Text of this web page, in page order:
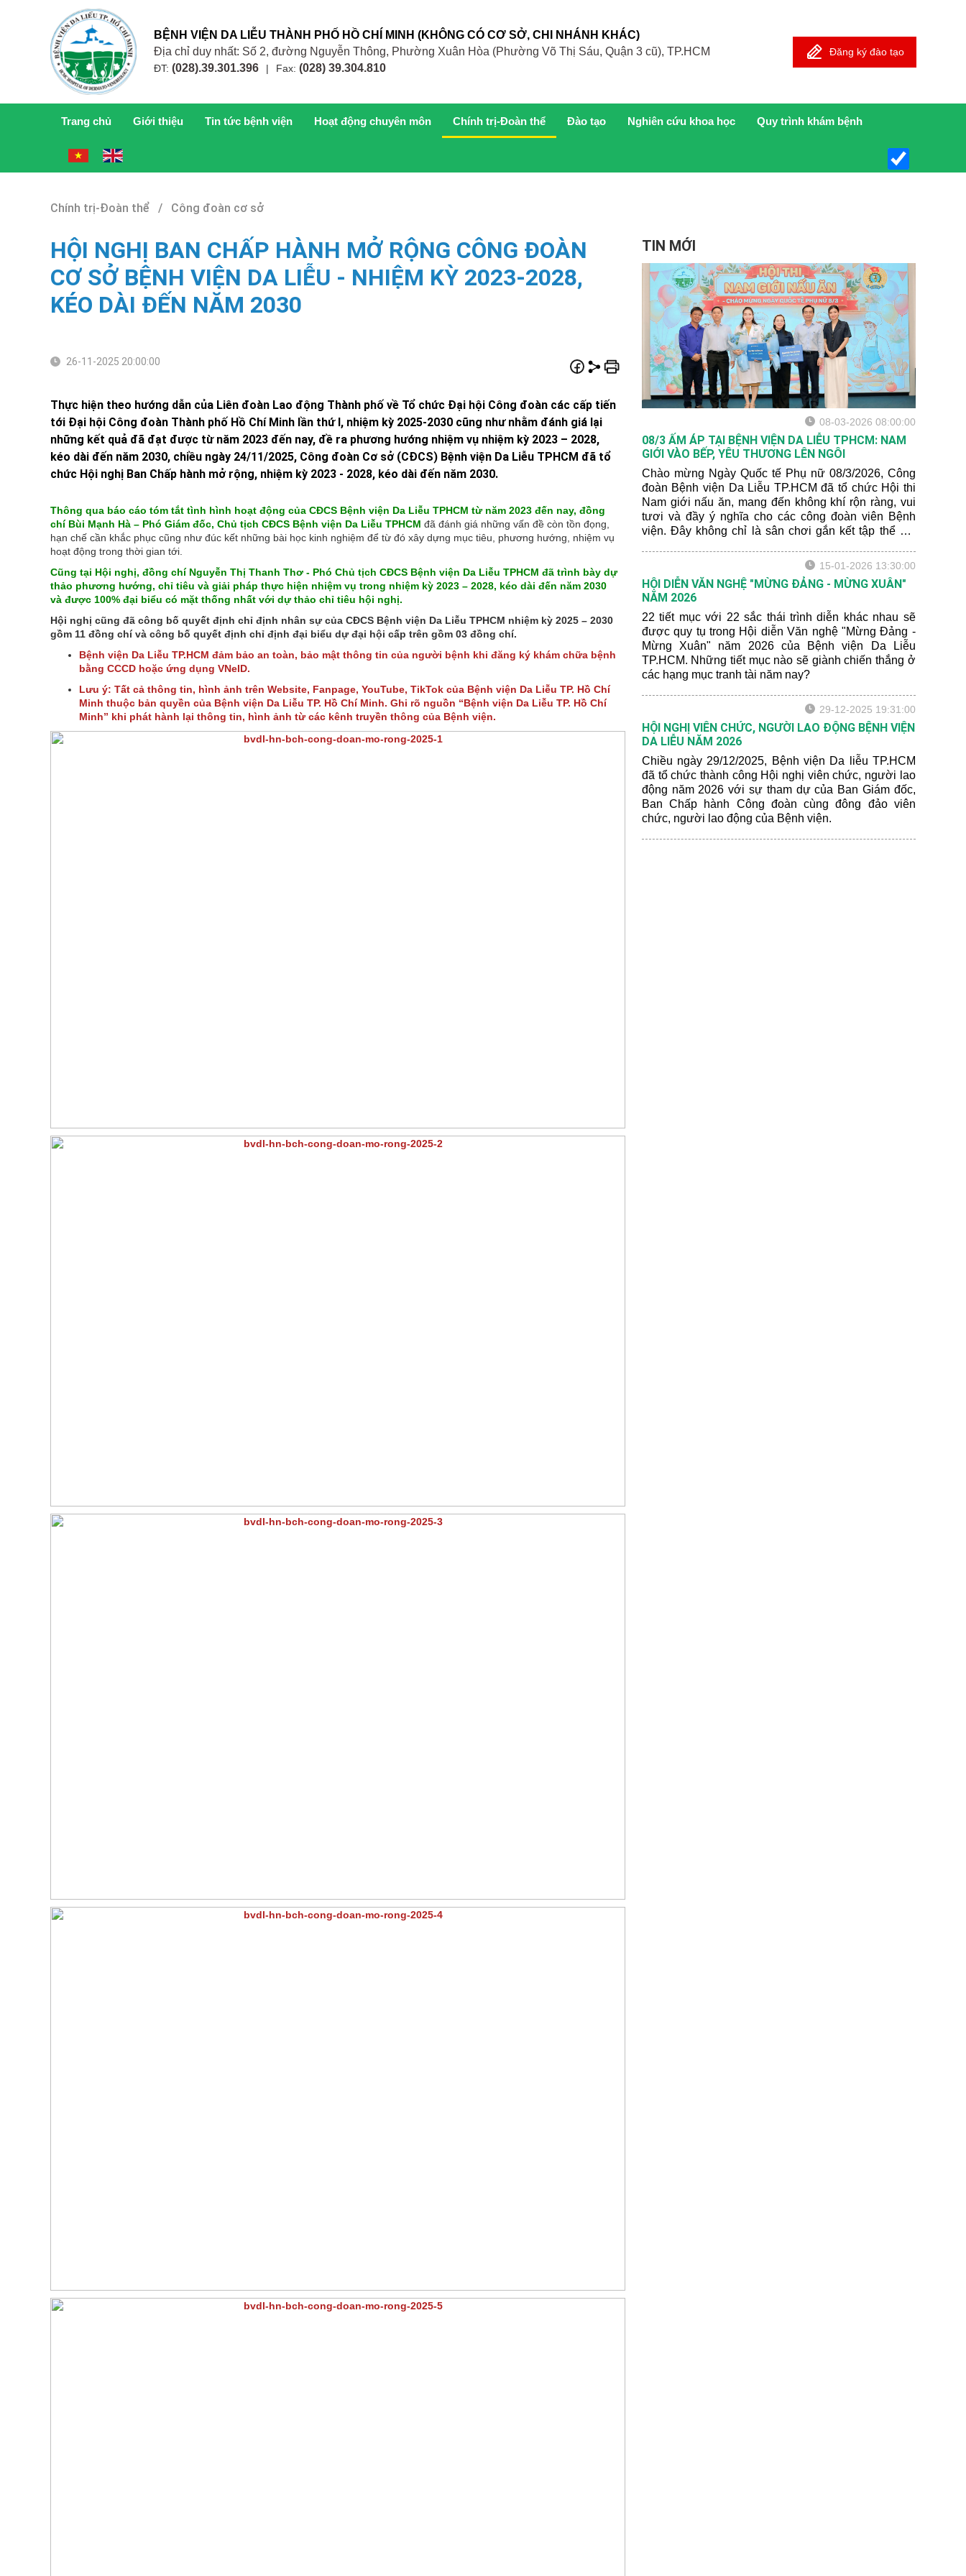
BỆNH VIỆN DA LIỄU THÀNH PHỐ HỒ CHÍ MINH (KHÔNG CÓ CƠ SỞ, CHI NHÁNH KHÁC)
Địa chỉ duy nhất: Số 2, đường Nguyễn Thông, Phường Xuân Hòa (Phường Võ Thị Sáu, Quận 3 cũ), TP.HCM
ĐT: (028).39.301.396 | Fax: (028) 39.304.810
Đăng ký đào tạo
Trang chủ Giới thiệu Tin tức bệnh viện Hoạt động chuyên môn Chính trị-Đoàn thể Đào tạo Nghiên cứu khoa học Quy trình khám bệnh
Chính trị-Đoàn thể / Công đoàn cơ sở
HỘI NGHỊ BAN CHẤP HÀNH MỞ RỘNG CÔNG ĐOÀN
CƠ SỞ BỆNH VIỆN DA LIỄU - NHIỆM KỲ 2023-2028,
KÉO DÀI ĐẾN NĂM 2030
26-11-2025 20:00:00
Thực hiện theo hướng dẫn của Liên đoàn Lao động Thành phố về Tổ chức Đại hội Công đoàn các cấp tiến
tới Đại hội Công đoàn Thành phố Hồ Chí Minh lần thứ I, nhiệm kỳ 2025-2030 cũng như nhằm đánh giá lại
những kết quả đã đạt được từ năm 2023 đến nay, đề ra phương hướng nhiệm vụ nhiệm kỳ 2023 – 2028,
kéo dài đến năm 2030, chiều ngày 24/11/2025, Công đoàn Cơ sở (CĐCS) Bệnh viện Da Liễu TPHCM đã tổ
chức Hội nghị Ban Chấp hành mở rộng, nhiệm kỳ 2023 - 2028, kéo dài đến năm 2030.
Thông qua báo cáo tóm tắt tình hình hoạt động của CĐCS Bệnh viện Da Liễu TPHCM từ năm 2023 đến nay, đồng
chí Bùi Mạnh Hà – Phó Giám đốc, Chủ tịch CĐCS Bệnh viện Da Liễu TPHCM đã đánh giá những vấn đề còn tồn đọng,
hạn chế cần khắc phục cũng như đúc kết những bài học kinh nghiệm để từ đó xây dựng mục tiêu, phương hướng, nhiệm vụ
hoạt động trong thời gian tới.
Cũng tại Hội nghị, đồng chí Nguyễn Thị Thanh Thơ - Phó Chủ tịch CĐCS Bệnh viện Da Liễu TPHCM đã trình bày dự
thảo phương hướng, chỉ tiêu và giải pháp thực hiện nhiệm vụ trong nhiệm kỳ 2023 – 2028, kéo dài đến năm 2030
và được 100% đại biểu có mặt thống nhất với dự thảo chỉ tiêu hội nghị.
Hội nghị cũng đã công bố quyết định chỉ định nhân sự của CĐCS Bệnh viện Da Liễu TPHCM nhiệm kỳ 2025 – 2030
gồm 11 đồng chí và công bố quyết định chỉ định đại biểu dự đại hội cấp trên gồm 03 đồng chí.
Bệnh viện Da Liễu TP.HCM đảm bảo an toàn, bảo mật thông tin của người bệnh khi đăng ký khám chữa bệnh
bằng CCCD hoặc ứng dụng VNeID.
Lưu ý: Tất cả thông tin, hình ảnh trên Website, Fanpage, YouTube, TikTok của Bệnh viện Da Liễu TP. Hồ Chí
Minh thuộc bản quyền của Bệnh viện Da Liễu TP. Hồ Chí Minh. Ghi rõ nguồn “Bệnh viện Da Liễu TP. Hồ Chí
Minh” khi phát hành lại thông tin, hình ảnh từ các kênh truyền thông của Bệnh viện.
TIN MỚI
08-03-2026 08:00:00
08/3 ẤM ÁP TẠI BỆNH VIỆN DA LIỄU TPHCM: NAM
GIỚI VÀO BẾP, YÊU THƯƠNG LÊN NGÔI
Chào mừng Ngày Quốc tế Phụ nữ 08/3/2026, Công
đoàn Bệnh viện Da Liễu TP.HCM đã tổ chức Hội thi
Nam giới nấu ăn, mang đến không khí rộn ràng, vui
tươi và đầy ý nghĩa cho các công đoàn viên Bệnh
viện. Đây không chỉ là sân chơi gắn kết tập thể mà
chia và bình đẳng trong gia đình và xã hội.15-01-2026 13:30:00
HỘI DIỄN VĂN NGHỆ "MỪNG ĐẢNG - MỪNG XUÂN"
NĂM 2026
22 tiết mục với 22 sắc thái trình diễn khác nhau sẽ
được quy tụ trong Hội diễn Văn nghệ "Mừng Đảng -
Mừng Xuân" năm 2026 của Bệnh viện Da Liễu
TP.HCM. Những tiết mục nào sẽ giành chiến thắng ở
các hạng mục tranh tài năm nay?
29-12-2025 19:31:00
HỘI NGHỊ VIÊN CHỨC, NGƯỜI LAO ĐỘNG BỆNH VIỆN
DA LIỄU NĂM 2026
Chiều ngày 29/12/2025, Bệnh viện Da liễu TP.HCM
đã tổ chức thành công Hội nghị viên chức, người lao
động năm 2026 với sự tham dự của Ban Giám đốc,
Ban Chấp hành Công đoàn cùng đông đảo viên
chức, người lao động của Bệnh viện.